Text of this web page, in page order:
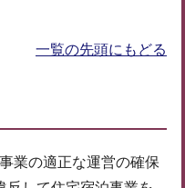
一覧の先頭にもどる
業の適正な運営の確保